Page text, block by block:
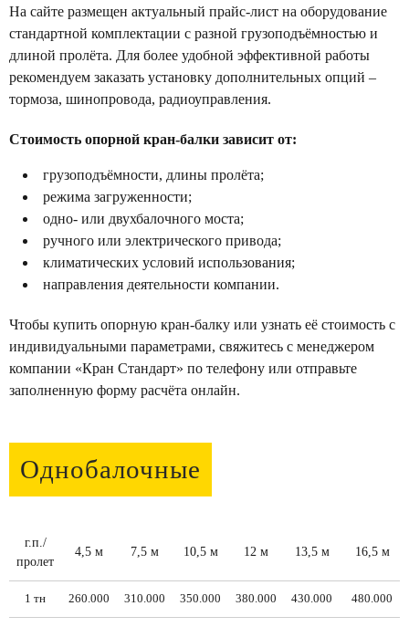
На сайте размещен актуальный прайс-лист на оборудование
стандартной комплектации с разной грузоподъёмностью и
длиной пролёта. Для более удобной эффективной работы
рекомендуем заказать установку дополнительных опций –
тормоза, шинопровода, радиоуправления.
Стоимость опорной кран-балки зависит от:
грузоподъёмности, длины пролёта;
режима загруженности;
одно- или двухбалочного моста;
ручного или электрического привода;
климатических условий использования;
направления деятельности компании.
Чтобы купить опорную кран-балку или узнать её стоимость с
индивидуальными параметрами, свяжитесь с менеджером
компании «Кран Стандарт» по телефону или отправьте
заполненную форму расчёта онлайн.
Однобалочные
г.п./
пролет
4,5 м 7,5 м 10,5 м 12 м 13,5 м 16,5 м
1 тн 260.000 310.000 350.000 380.000 430.000 480.000